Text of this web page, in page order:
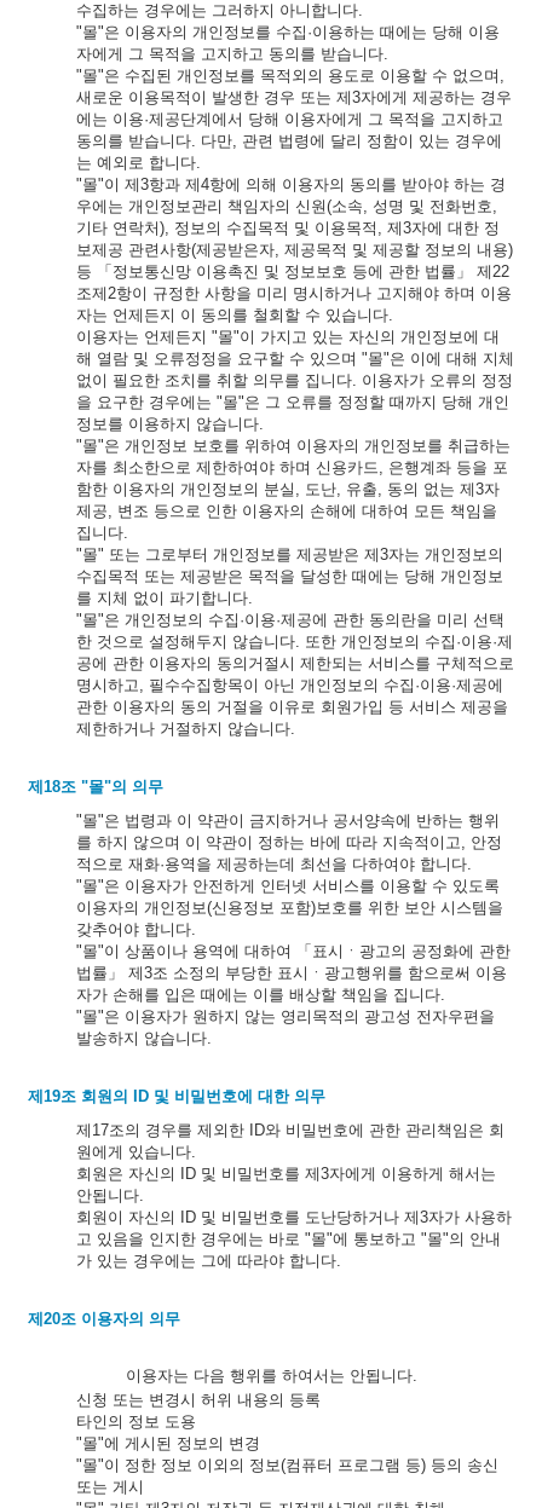
수집하는 경우에는 그러하지 아니합니다.
"몰"은 이용자의 개인정보를 수집·이용하는 때에는 당해 이용
자에게 그 목적을 고지하고 동의를 받습니다.
"몰"은 수집된 개인정보를 목적외의 용도로 이용할 수 없으며,
새로운 이용목적이 발생한 경우 또는 제3자에게 제공하는 경우
에는 이용·제공단계에서 당해 이용자에게 그 목적을 고지하고
동의를 받습니다. 다만, 관련 법령에 달리 정함이 있는 경우에
는 예외로 합니다.
"몰"이 제3항과 제4항에 의해 이용자의 동의를 받아야 하는 경
우에는 개인정보관리 책임자의 신원(소속, 성명 및 전화번호,
기타 연락처), 정보의 수집목적 및 이용목적, 제3자에 대한 정
보제공 관련사항(제공받은자, 제공목적 및 제공할 정보의 내용)
등 「정보통신망 이용촉진 및 정보보호 등에 관한 법률」 제22
조제2항이 규정한 사항을 미리 명시하거나 고지해야 하며 이용
자는 언제든지 이 동의를 철회할 수 있습니다.
이용자는 언제든지 "몰"이 가지고 있는 자신의 개인정보에 대
해 열람 및 오류정정을 요구할 수 있으며 "몰"은 이에 대해 지체
없이 필요한 조치를 취할 의무를 집니다. 이용자가 오류의 정정
을 요구한 경우에는 "몰"은 그 오류를 정정할 때까지 당해 개인
정보를 이용하지 않습니다.
"몰"은 개인정보 보호를 위하여 이용자의 개인정보를 취급하는
자를 최소한으로 제한하여야 하며 신용카드, 은행계좌 등을 포
함한 이용자의 개인정보의 분실, 도난, 유출, 동의 없는 제3자
제공, 변조 등으로 인한 이용자의 손해에 대하여 모든 책임을
집니다.
"몰" 또는 그로부터 개인정보를 제공받은 제3자는 개인정보의
수집목적 또는 제공받은 목적을 달성한 때에는 당해 개인정보
를 지체 없이 파기합니다.
"몰"은 개인정보의 수집·이용·제공에 관한 동의란을 미리 선택
한 것으로 설정해두지 않습니다. 또한 개인정보의 수집·이용·제
공에 관한 이용자의 동의거절시 제한되는 서비스를 구체적으로
명시하고, 필수수집항목이 아닌 개인정보의 수집·이용·제공에
관한 이용자의 동의 거절을 이유로 회원가입 등 서비스 제공을
제한하거나 거절하지 않습니다.
제18조 "몰"의 의무
"몰"은 법령과 이 약관이 금지하거나 공서양속에 반하는 행위
를 하지 않으며 이 약관이 정하는 바에 따라 지속적이고, 안정
적으로 재화·용역을 제공하는데 최선을 다하여야 합니다.
"몰"은 이용자가 안전하게 인터넷 서비스를 이용할 수 있도록
이용자의 개인정보(신용정보 포함)보호를 위한 보안 시스템을
갖추어야 합니다.
"몰"이 상품이나 용역에 대하여 「표시ㆍ광고의 공정화에 관한
법률」 제3조 소정의 부당한 표시ㆍ광고행위를 함으로써 이용
자가 손해를 입은 때에는 이를 배상할 책임을 집니다.
"몰"은 이용자가 원하지 않는 영리목적의 광고성 전자우편을
발송하지 않습니다.
제19조 회원의 ID 및 비밀번호에 대한 의무
제17조의 경우를 제외한 ID와 비밀번호에 관한 관리책임은 회
원에게 있습니다.
회원은 자신의 ID 및 비밀번호를 제3자에게 이용하게 해서는
안됩니다.
회원이 자신의 ID 및 비밀번호를 도난당하거나 제3자가 사용하
고 있음을 인지한 경우에는 바로 "몰"에 통보하고 "몰"의 안내
가 있는 경우에는 그에 따라야 합니다.
제20조 이용자의 의무
이용자는 다음 행위를 하여서는 안됩니다.
신청 또는 변경시 허위 내용의 등록
타인의 정보 도용
"몰"에 게시된 정보의 변경
"몰"이 정한 정보 이외의 정보(컴퓨터 프로그램 등) 등의 송신
또는 게시